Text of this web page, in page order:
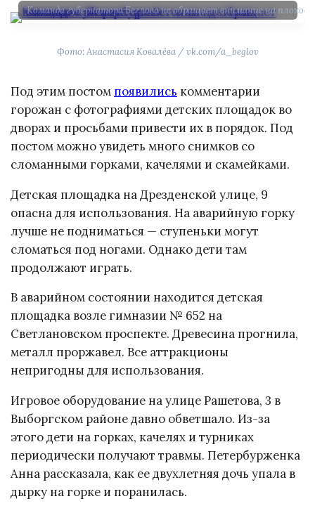
Команда губернатора Беглова не обращает внимание на плохое
Фото: Анастасия Ковалёва / vk.com/a_beglov
Под этим постом появились комментарии
горожан с фотографиями детских площадок во
дворах и просьбами привести их в порядок. Под
постом можно увидеть много снимков со
сломанными горками, качелями и скамейками.
Детская площадка на Дрезденской улице, 9
опасна для использования. На аварийную горку
лучше не подниматься — ступеньки могут
сломаться под ногами. Однако дети там
продолжают играть.
В аварийном состоянии находится детская
площадка возле гимназии № 652 на
Светлановском проспекте. Древесина прогнила,
металл проржавел. Все аттракционы
непригодны для использования.
Игровое оборудование на улице Рашетова, 3 в
Выборгском районе давно обветшало. Из-за
этого дети на горках, качелях и турниках
периодически получают травмы. Петербурженка
Анна рассказала, как ее двухлетняя дочь упала в
дырку на горке и поранилась.